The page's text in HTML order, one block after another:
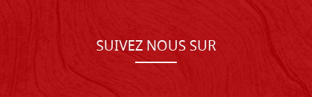
SUIVEZ NOUS SUR